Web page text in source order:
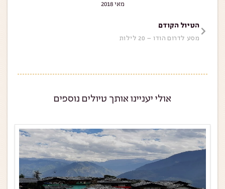
מאי 2018
הטיול הקודם
מסע לדרום הודו – 20 לילות
אולי יעניינו אותך טיולים נוספים